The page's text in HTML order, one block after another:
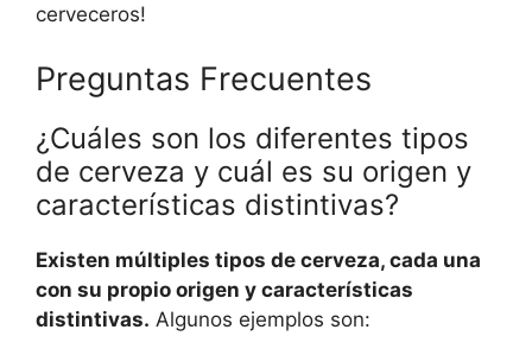
cerveceros!
Preguntas Frecuentes
¿Cuáles son los diferentes tipos
de cerveza y cuál es su origen y
características distintivas?
Existen múltiples tipos de cerveza, cada una
con su propio origen y características
distintivas. Algunos ejemplos son: